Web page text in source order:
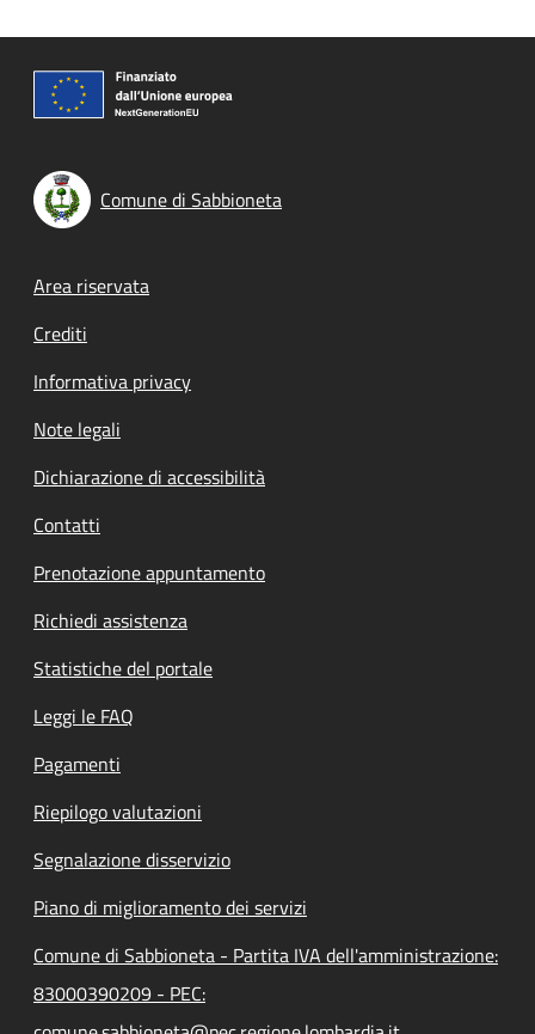
Comune di Sabbioneta
Footer menu
Area riservata
Crediti
Informativa privacy
Note legali
Dichiarazione di accessibilità
Contatti
Prenotazione appuntamento
Richiedi assistenza
Statistiche del portale
Leggi le FAQ
Pagamenti
Riepilogo valutazioni
Segnalazione disservizio
Piano di miglioramento dei servizi
Comune di Sabbioneta - Partita IVA dell'amministrazione:
83000390209 - PEC: